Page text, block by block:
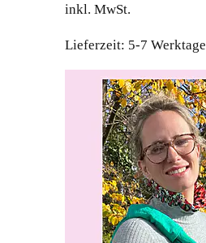
inkl. MwSt.
Lieferzeit: 5-7 Werktage